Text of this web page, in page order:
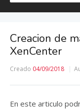
Creacion de
XenCenter
Creado 04/09/2018
En este articulo